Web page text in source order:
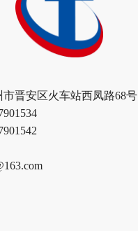
晋安区火车站西凤路68号